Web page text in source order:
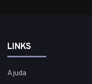
LINKS
Ajuda